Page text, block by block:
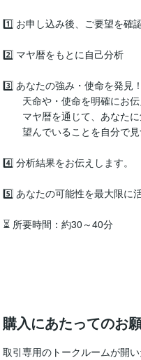
1️⃣ お申し込み後、ご要望を確
2️⃣ マヤ暦をもとに自己分析
3️⃣ あなたの強み・使命を発見！
天命や・使命を明確にお伝
マヤ暦を通じて、あなたに
望んでいることを自分で見
4️⃣ 分析結果をお伝えします。
5️⃣ あなたの可能性を最大限に
⏳ 所要時間：約30～40分
購入にあたってのお
取引専用のトークルームが開い